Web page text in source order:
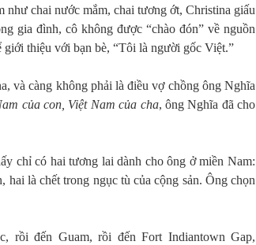
chai nước mắm, chai tương ớt, Christina giấu
gia đình, cô không được “chào đón” về nguồn
thiệu với bạn bè, “Tôi là người gốc Việt.”
và càng không phải là điều vợ chồng ông Nghĩa
của con, Việt Nam của cha, ông Nghĩa đã cho
chỉ có hai tương lai dành cho ông ở miền Nam:
hai là chết trong ngục tù của cộng sản. Ông chọn
rồi đến Guam, rồi đến Fort Indiantown Gap,